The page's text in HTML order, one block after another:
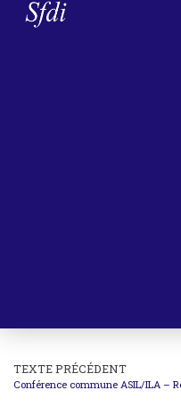
TEXTE PRÉCÉDENT